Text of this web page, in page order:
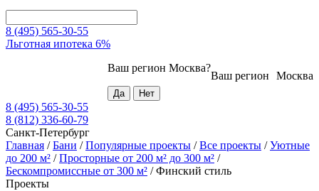
8 (495) 565-30-55
Льготная ипотека 6%
Москва
Ваш регион
Ваш регион Москва?
8 (495) 565-30-55
8 (812) 336-60-79
Санкт-Петербург
Главная /Бани /Популярные проекты /Все проекты /Уютные
до 200 м² /Просторные от 200 м² до 300 м² /
Бескомпромиссные от 300 м² /Финский стиль
Проекты